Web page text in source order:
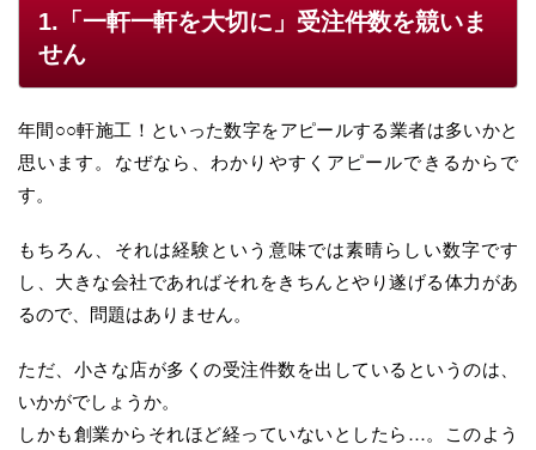
1.「一軒一軒を大切に」受注件数を競いま
せん
年間○○軒施工！といった数字をアピールする業者は多いかと
思います。なぜなら、わかりやすくアピールできるからで
す。
もちろん、それは経験という意味では素晴らしい数字です
し、大きな会社であればそれをきちんとやり遂げる体力があ
るので、問題はありません。
ただ、小さな店が多くの受注件数を出しているというのは、
いかがでしょうか。
しかも創業からそれほど経っていないとしたら…。このよう